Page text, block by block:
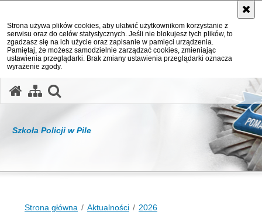
Strona używa plików cookies, aby ułatwić użytkownikom korzystanie z
serwisu oraz do celów statystycznych. Jeśli nie blokujesz tych plików, to
zgadzasz się na ich użycie oraz zapisanie w pamięci urządzenia.
Pamiętaj, że możesz samodzielnie zarządzać cookies, zmieniając
ustawienia przeglądarki. Brak zmiany ustawienia przeglądarki oznacza
wyrażenie zgody.
Szkoła Policji w Pile
Strona główna Aktualności 2026